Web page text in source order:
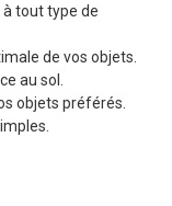
tout type de
de vos objets.
au sol.
objets préférés.